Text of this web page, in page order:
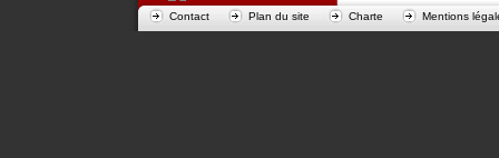
Contact Plan du site Charte Mentions